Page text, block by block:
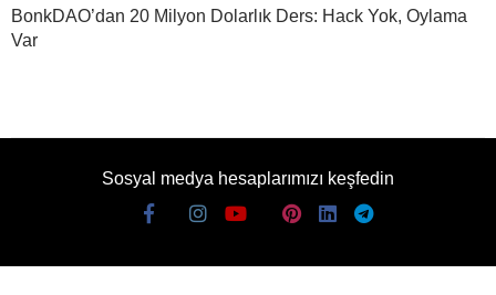
BonkDAO’dan 20 Milyon Dolarlık Ders: Hack Yok, Oylama
Var
Sosyal medya hesaplarımızı keşfedin